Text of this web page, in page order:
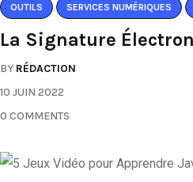
OUTILS SERVICES NUMÉRIQUES
La Signature
BY RÉDACTION
10 JUIN 2022
0 COMMENTS